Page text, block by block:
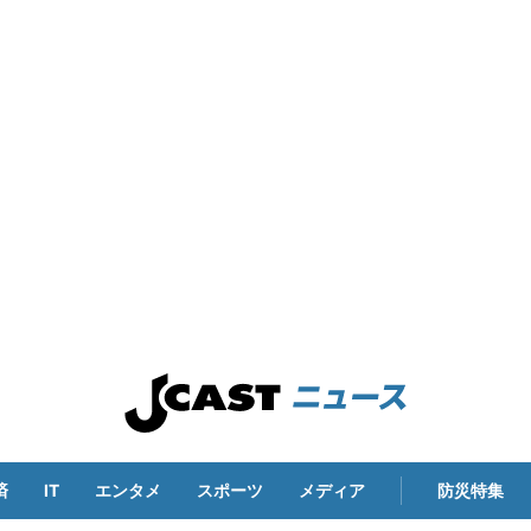
IT エンタメ スポーツ メディア 防災特集